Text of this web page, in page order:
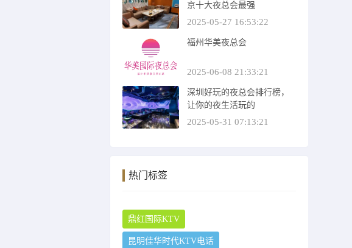
京十大夜总会最强
2025-05-27 16:53:22
福州华美夜总会
2025-06-08 21:33:21
深圳好玩的夜总会排行榜，
让你的夜生活玩的
2025-05-31 07:13:21
热门标签
鼎红国际KTV
昆明佳华时代KTV电话